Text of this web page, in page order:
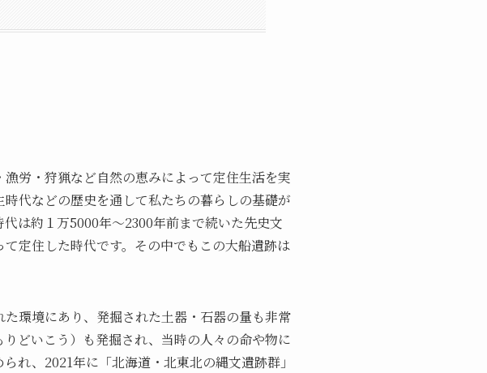
労・狩猟など自然の恵みによって定住生活を実
代などの歴史を通して私たちの暮らしの基礎が
は約１万5000年～2300年前まで続いた先史文
定住した時代です。その中でもこの大船遺跡は
環境にあり、発掘された土器・石器の量も非常
どいこう）も発掘され、当時の人々の命や物に
れ、2021年に「北海道・北東北の縄文遺跡群」